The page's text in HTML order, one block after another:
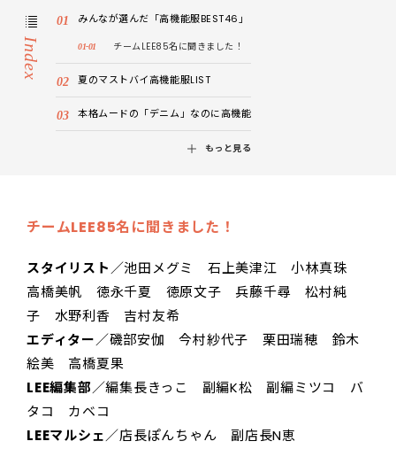
Index
みんなが選んだ「高機能服BEST46」
チームLEE85名に聞きました！
夏のマストバイ高機能服LIST
本格ムードの「デニム」なのに高機能
もっと見る
チームLEE85名に聞きました！
スタイリスト／池田メグミ 石上美津江 小林真珠
高橋美帆 徳永千夏 徳原文子 兵藤千尋 松村純
子 水野利香 吉村友希
エディター／磯部安伽 今村紗代子 栗田瑞穂 鈴木
絵美 高橋夏果
LEE編集部／編集長きっこ 副編K松 副編ミツコ バ
タコ カベコ
LEEマルシェ／店長ぽんちゃん 副店長N恵